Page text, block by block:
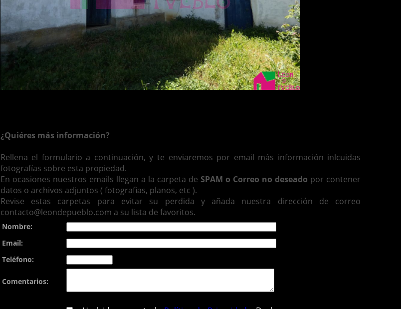
¿Quiéres más información?
Rellena el formulario a continuación, y te enviaremos por email más información inlcuidas
fotografías sobre esta propiedad.
En ocasiones nuestros emails llegan a la carpeta de SPAM o Correo no deseado por contener
datos o archivos adjuntos ( fotografias, planos, etc ).
Revise estas carpetas para evitar su perdida y añada nuestra dirección de correo
contacto@leondepueblo.com a su lista de favoritos.
Nombre:
Email:
Teléfono:
Comentarios: